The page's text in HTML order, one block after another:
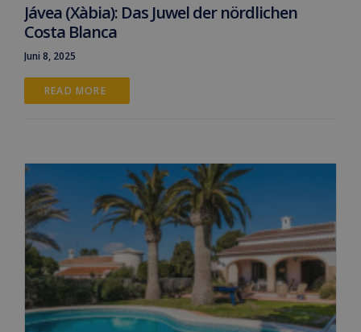
Jávea (Xàbia): Das Juwel der nördlichen
Costa Blanca
Juni 8, 2025
READ MORE